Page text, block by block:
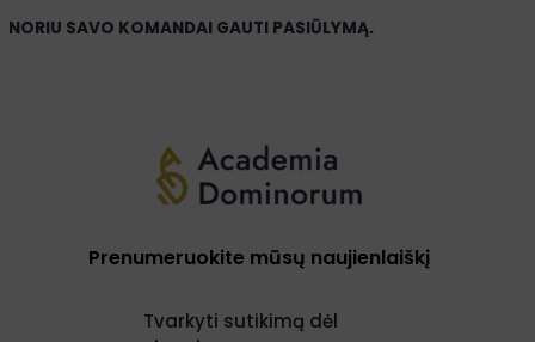
Tvarkyti sutikimą dėl
NORIU SAVO KOMANDAI GAUTI PASIŪLYMĄ.
Prenumeruokite mūsų naujienlaiškį